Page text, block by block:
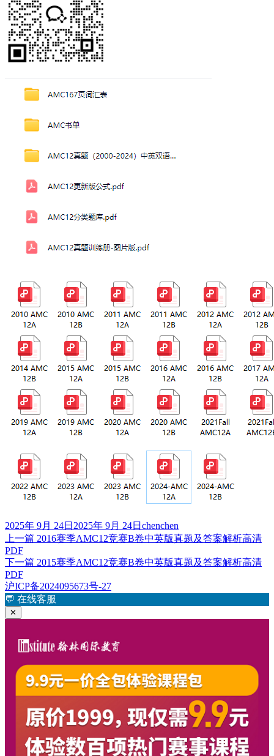
发
布
于
2025年 9月 24日 2025年 9月 24日 作
者
chenchen
文
章
导
航
上一篇 上
文
2016赛季AMC12竞赛B卷中英版真题及答案解析高清
PDF
下一篇 下
文
章：
2015赛季AMC12竞赛B卷中英版真题及答案解析高清
PDF
沪ICP备2024095673号-27
💬 在线客服
✕